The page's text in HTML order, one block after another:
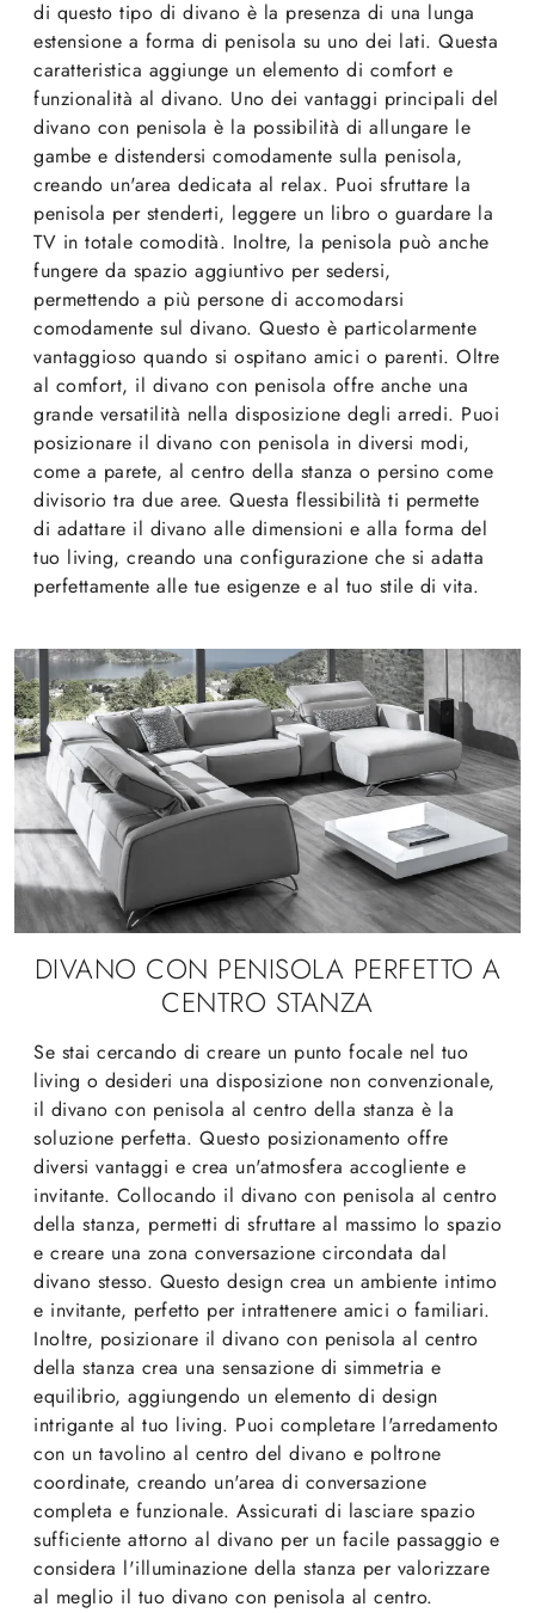
di questo tipo di divano è la presenza di una lunga
estensione a forma di penisola su uno dei lati. Questa
caratteristica aggiunge un elemento di comfort e
funzionalità al divano. Uno dei vantaggi principali del
divano con penisola è la possibilità di allungare le
gambe e distendersi comodamente sulla penisola,
creando un'area dedicata al relax. Puoi sfruttare la
penisola per stenderti, leggere un libro o guardare la
TV in totale comodità. Inoltre, la penisola può anche
fungere da spazio aggiuntivo per sedersi,
permettendo a più persone di accomodarsi
comodamente sul divano. Questo è particolarmente
vantaggioso quando si ospitano amici o parenti. Oltre
al comfort, il divano con penisola offre anche una
grande versatilità nella disposizione degli arredi. Puoi
posizionare il divano con penisola in diversi modi,
come a parete, al centro della stanza o persino come
divisorio tra due aree. Questa flessibilità ti permette
di adattare il divano alle dimensioni e alla forma del
tuo living, creando una configurazione che si adatta
perfettamente alle tue esigenze e al tuo stile di vita.
DIVANO CON PENISOLA PERFETTO A
CENTRO STANZA
Se stai cercando di creare un punto focale nel tuo
living o desideri una disposizione non convenzionale,
il divano con penisola al centro della stanza è la
soluzione perfetta. Questo posizionamento offre
diversi vantaggi e crea un'atmosfera accogliente e
invitante. Collocando il divano con penisola al centro
della stanza, permetti di sfruttare al massimo lo spazio
e creare una zona conversazione circondata dal
divano stesso. Questo design crea un ambiente intimo
e invitante, perfetto per intrattenere amici o familiari.
Inoltre, posizionare il divano con penisola al centro
della stanza crea una sensazione di simmetria e
equilibrio, aggiungendo un elemento di design
intrigante al tuo living. Puoi completare l'arredamento
con un tavolino al centro del divano e poltrone
coordinate, creando un'area di conversazione
completa e funzionale. Assicurati di lasciare spazio
sufficiente attorno al divano per un facile passaggio e
considera l'illuminazione della stanza per valorizzare
al meglio il tuo divano con penisola al centro.